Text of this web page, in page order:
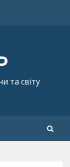
та світу